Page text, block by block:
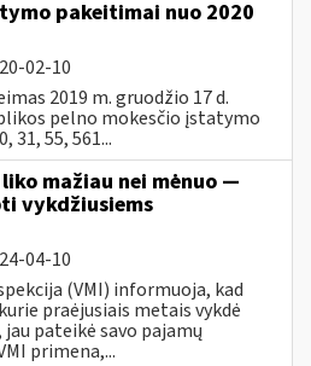
pakeitimai nuo 2020
02-10
2019 m. gruodžio 17 d.
pelno mokesčio įstatymo
31, 55, 561...
mažiau nei mėnuo —
vykdžiusiems
04-10
(VMI) informuoja, kad
praėjusiais metais vykdė
pateikė savo pajamų
primena,...